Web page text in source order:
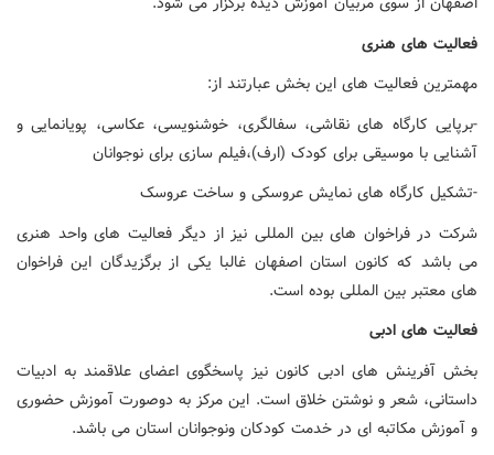
فعالیت های هنری
مهمترین فعالیت های این بخش عبارتند از:
-برپایی کارگاه های نقاشی، سفالگری، خوشنویسی، عکاسی، پویانمایی و
آشنایی با موسیقی برای کودک (ارف)،فیلم سازی برای نوجوانان
-تشکیل کارگاه های نمایش عروسکی و ساخت عروسک
شرکت در فراخوان های بین المللی نیز از دیگر فعالیت های واحد هنری
می باشد که کانون استان اصفهان غالبا یکی از برگزیدگان این فراخوان
های معتبر بین المللی بوده است.
فعالیت های ادبی
بخش آفرینش های ادبی کانون نیز پاسخگوی اعضای علاقمند به ادبیات
داستانی، شعر و نوشتن خلاق است. این مرکز به دوصورت آموزش حضوری
و آموزش مکاتبه ای در خدمت کودکان ونوجوانان استان می باشد.